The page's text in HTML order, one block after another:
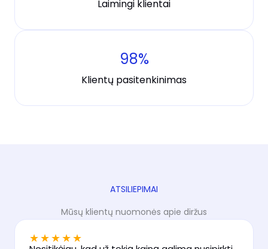
Laimingi klientai
98%
Klientų pasitenkinimas
ATSILIEPIMAI
Mūsų klientų nuomonės apie diržus
★★★★★